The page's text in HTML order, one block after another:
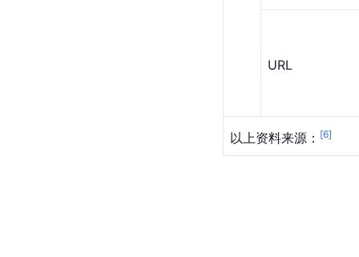
URL
以上资料来源： [6]